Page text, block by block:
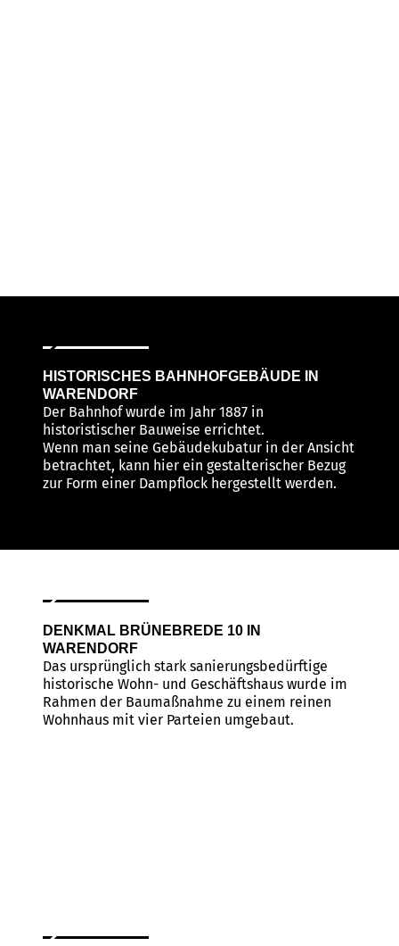
HISTORISCHES BAHNHOFGEBÄUDE IN
WARENDORF
Der Bahnhof wurde im Jahr 1887 in
historistischer Bauweise errichtet.
Wenn man seine Gebäudekubatur in der Ansicht
betrachtet, kann hier ein gestalterischer Bezug
zur Form einer Dampflock hergestellt werden.
DENKMAL BRÜNEBREDE 10 IN
WARENDORF
Das ursprünglich stark sanierungsbedürftige
historische Wohn- und Geschäftshaus wurde im
Rahmen der Baumaßnahme zu einem reinen
Wohnhaus mit vier Parteien umgebaut.